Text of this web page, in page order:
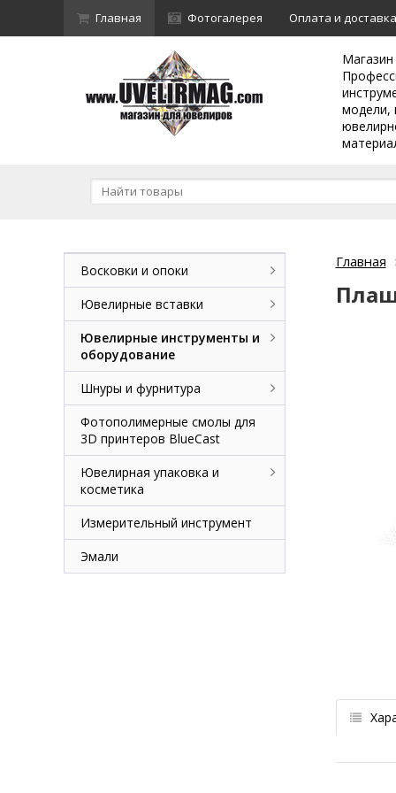
Главная Фотогалерея Оплата и доставка
модели,
Главная
Восковки и опоки
Ювелирные вставки
Ювелирные инструменты и
оборудование
Шнуры и фурнитура
Фотополимерные смолы для
3D принтеров BlueCast
Ювелирная упаковка и
косметика
Измерительный инструмент
Эмали